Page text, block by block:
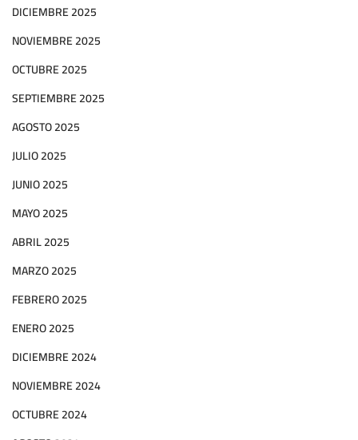
DICIEMBRE 2025
NOVIEMBRE 2025
OCTUBRE 2025
SEPTIEMBRE 2025
AGOSTO 2025
JULIO 2025
JUNIO 2025
MAYO 2025
ABRIL 2025
MARZO 2025
FEBRERO 2025
ENERO 2025
DICIEMBRE 2024
NOVIEMBRE 2024
OCTUBRE 2024